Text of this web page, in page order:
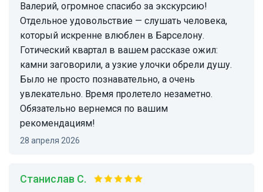
Валерий, огромное спасибо за экскурсию!
Отдельное удовольствие — слушать человека,
который искренне влюблен в Барселону.
Готический квартал в вашем рассказе ожил:
камни заговорили, а узкие улочки обрели душу.
Было не просто познавательно, а очень
увлекательно. Время пролетело незаметно.
Обязательно вернемся по вашим
рекомендациям!
28 апреля 2026
Станислав С.